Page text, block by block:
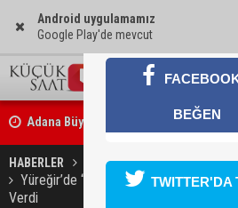
Android uygulamamız
Google Play'de mevcut
Adana Büyükşehir Yaz Spor
Beşiktaş dosyasında iki tahliye:
bırakıldı
HABERLER YAŞAM
Yüreğir’de “Barış Yapıcı Lider
Verdi
BEĞEN
TWITTER'DA